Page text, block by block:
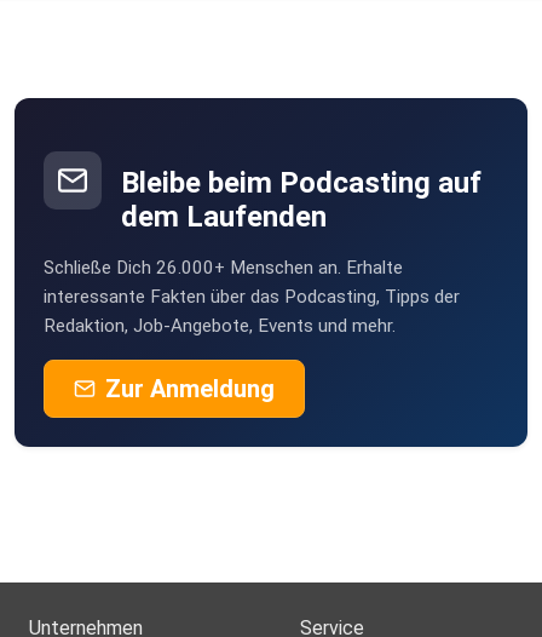
Bleibe beim Podcasting auf
dem Laufenden
Schließe Dich 26.000+ Menschen an. Erhalte
interessante Fakten über das Podcasting, Tipps der
Redaktion, Job-Angebote, Events und mehr.
Zur Anmeldung
Unternehmen Service